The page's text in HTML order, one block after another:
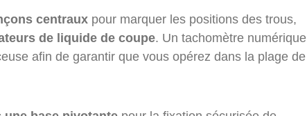
centraux pour marquer les positions des trous,
de liquide de coupe. Un tachomètre numérique
afin de garantir que vous opérez dans la plage de